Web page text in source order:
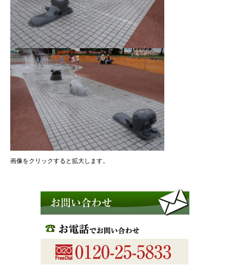
画像をクリックすると拡大します。